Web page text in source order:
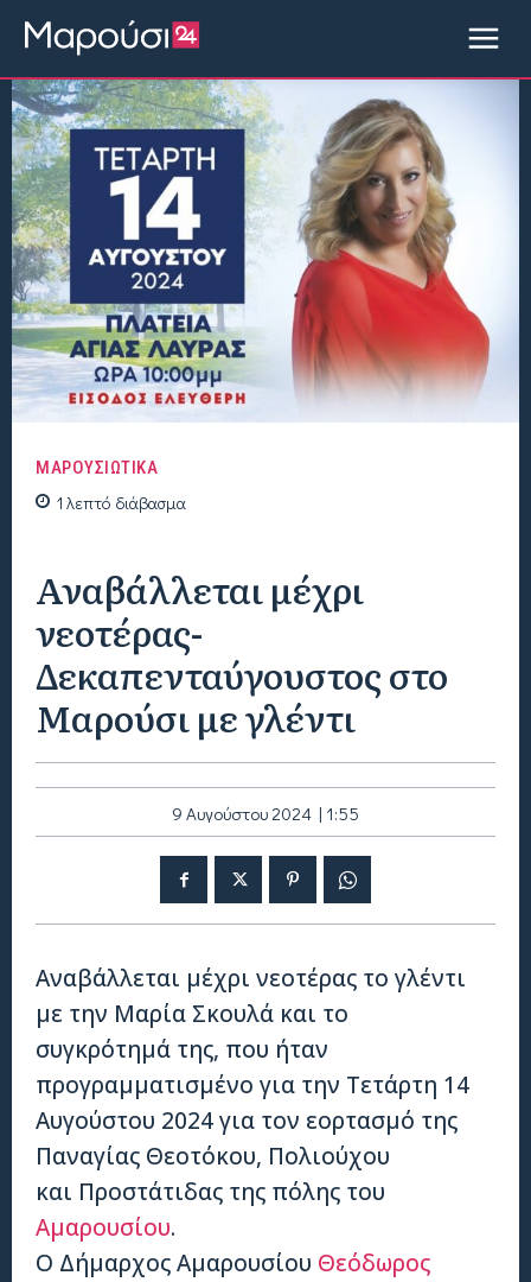
ΜΑΡΟΥΣΙΩΤΙΚΑ
1 λεπτό διάβασμα
Αναβάλλεται μέχρι
νεοτέρας-
Δεκαπενταύγουστος στο
Μαρούσι με γλέντι
9 Αυγούστου 2024 | 1:55
Αναβάλλεται μέχρι νεοτέρας το γλέντι
με την Μαρία Σκουλά και το
συγκρότημά της, που ήταν
προγραμματισμένο για την Τετάρτη 14
Αυγούστου 2024 για τον εορτασμό της
Παναγίας Θεοτόκου, Πολιούχου
και Προστάτιδας της πόλης του
Αμαρουσίου.
Ο Δήμαρχος Αμαρουσίου Θεόδωρος